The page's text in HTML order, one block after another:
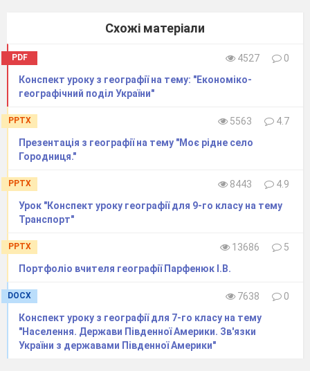
справи йтимуть своїм звичаєм». До речі, ці
слова стали девізом вільного ринку.
світ».
На основі цифрових даних
побудуйте кругову
діаграму галузевої структури трудових ресурсів
Промисловість – 26,5%
-Будівництво -7,5%
-Сільське і лісове господарство – 19, 6%
-Невиробнича сфера – 33%
-Транспорт і зв’язок – 13,4%
Однією із рис ринкової економіки є таке
хворобливе соціальне явище, як безробіття. В
2007 році в Україні налічувалося 673,1тис. осіб
Схожі матеріали
PDF 4527
0
Конспект уроку з географії на тему: "Економіко-
географічний​ ​поділ​ ​України"
PPTX 5563
4.7
Презентація з географії на тему "Моє рідне село
Городниця."
PPTX 8443
4.9
Урок "Конспект уроку географії для 9-го класу на тему
Транспорт"
PPTX 13686
5
Портфоліо вчителя географії Парфенюк І.В.
DOCX 7638
0
Конспект уроку з географії для 7-го класу на тему
"Населення. Держави Південної Америки. Зв'язки
України з державами Південної Америки"